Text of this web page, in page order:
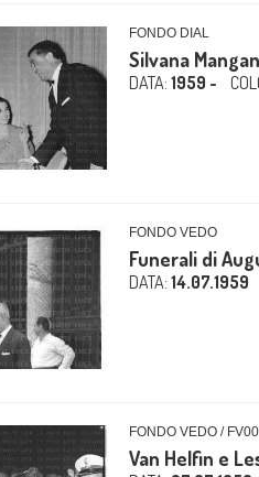
FONDO DIAL
Silvana
DATA: 1959 -
FONDO VEDO
Funerali di
DATA: 14.07.1959
FONDO VEDO /
Van Helfin e